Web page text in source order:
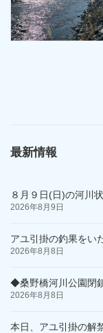
最新情報
８月９日(日)の河川
2026年8月9日
アユ引掛の釣果をい
2026年8月8日
◆桑野橋河川公園閉
2026年8月8日
本日、アユ引掛の解